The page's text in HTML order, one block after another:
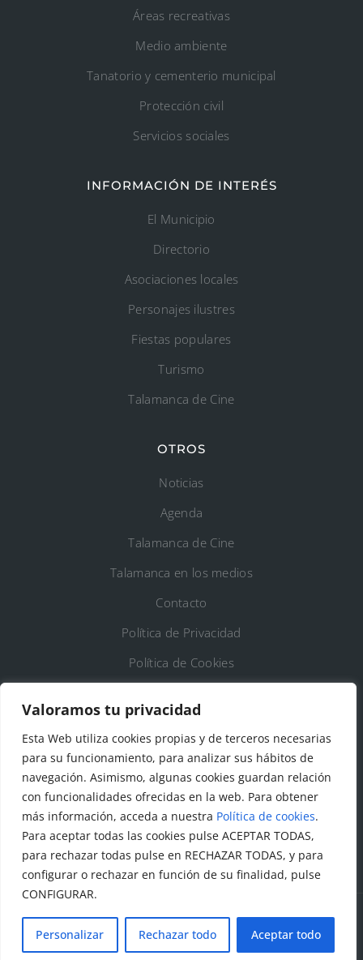
Valoramos tu privacidad
Esta Web utiliza cookies propias y de terceros necesarias
para su funcionamiento, para analizar sus hábitos de
navegación. Asimismo, algunas cookies guardan relación
con funcionalidades ofrecidas en la web. Para obtener
más información, acceda a nuestra Política de cookies.
Para aceptar todas las cookies pulse ACEPTAR TODAS,
para rechazar todas pulse en RECHAZAR TODAS, y para
configurar o rechazar en función de su finalidad, pulse
CONFIGURAR.
Personalizar Rechazar todo Aceptar todo
Áreas recreativas
Medio ambiente
Tanatorio y cementerio municipal
Protección civil
Servicios sociales
INFORMACIÓN DE INTERÉS
El Municipio
Directorio
Asociaciones locales
Personajes ilustres
Fiestas populares
Turismo
Talamanca de Cine
OTROS
Noticias
Agenda
Talamanca de Cine
Talamanca en los medios
Contacto
Política de Privacidad
Política de Cookies
DATOS DE CONTACTO
Ayto. de Talamanca de Jarama
C/Fuente del Arca, 19 28160 Talamanca de
Jarama (Madrid)
© Todos los derechos reservados. Ayuntamiento Talamanca
de Jarama Diseñado y creado por Factor Ideas